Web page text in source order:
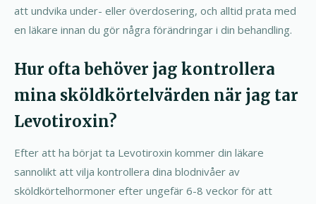
att undvika under- eller överdosering, och alltid prata med
en läkare innan du gör några förändringar i din behandling.
Hur ofta behöver jag kontrollera
mina sköldkörtelvärden när jag tar
Levotiroxin?
Efter att ha börjat ta Levotiroxin kommer din läkare
sannolikt att vilja kontrollera dina blodnivåer av
sköldkörtelhormoner efter ungefär 6-8 veckor för att